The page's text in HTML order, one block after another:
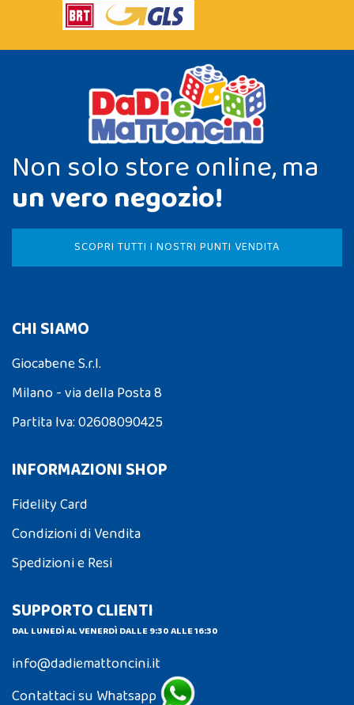
Non solo store online, ma
un vero negozio!
SCOPRI TUTTI I NOSTRI PUNTI VENDITA
CHI SIAMO
Giocabene S.r.l.
Milano - via della Posta 8
Partita Iva: 02608090425
INFORMAZIONI SHOP
Fidelity Card
Condizioni di Vendita
Spedizioni e Resi
SUPPORTO CLIENTI
DAL LUNEDÌ AL VENERDÌ DALLE 9:30 ALLE 16:30
info@dadiemattoncini.it
Contattaci su Whatsapp